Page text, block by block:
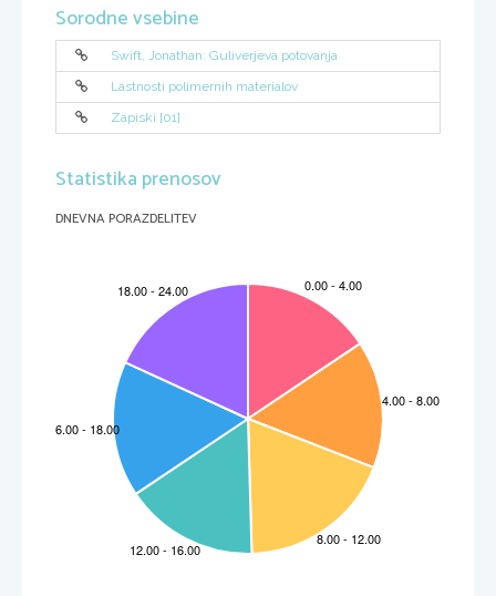
● Practical extraction and Report Language (Perl)
Active Server Pages (ASP)
● Java server pages (JSP)
Ruby
Sorodne vsebine
Swift, Jonathan: Guliverjeva potovanja
Lastnosti polimernih materialov
Zapiski [01]
Statistika prenosov
DNEVNA PORAZDELITEV